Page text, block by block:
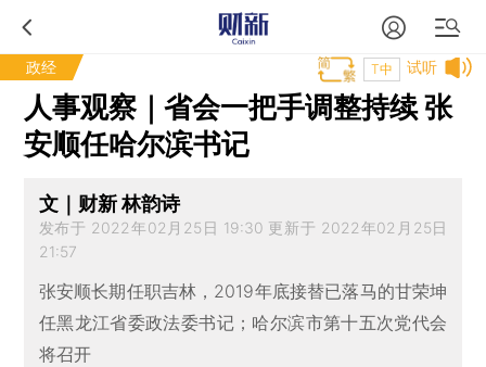
政经 试听
T中
人事观察｜省会一把手调整持续 张
安顺任哈尔滨书记
文｜财新 林韵诗
发布于 2022年02月25日 19:30 更新于 2022年02月25日
21:57
张安顺长期任职吉林，2019年底接替已落马的甘荣坤
任黑龙江省委政法委书记；哈尔滨市第十五次党代会
将召开